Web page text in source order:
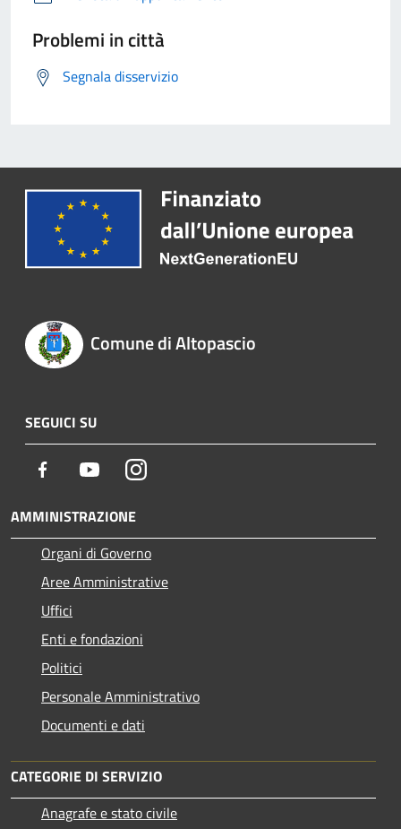
Problemi in città
Segnala disservizio
Comune di Altopascio
SEGUICI SU
Facebook YoutubeInstagram
AMMINISTRAZIONE
Organi di Governo
Aree Amministrative
Uffici
Enti e fondazioni
Politici
Personale Amministrativo
Documenti e dati
CATEGORIE DI SERVIZIO
Anagrafe e stato civile